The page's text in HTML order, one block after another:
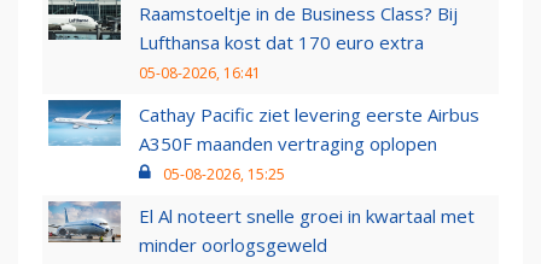
Raamstoeltje in de Business Class? Bij
Lufthansa kost dat 170 euro extra
05-08-2026, 16:41
Cathay Pacific ziet levering eerste Airbus
A350F maanden vertraging oplopen
05-08-2026, 15:25
El Al noteert snelle groei in kwartaal met
minder oorlogsgeweld